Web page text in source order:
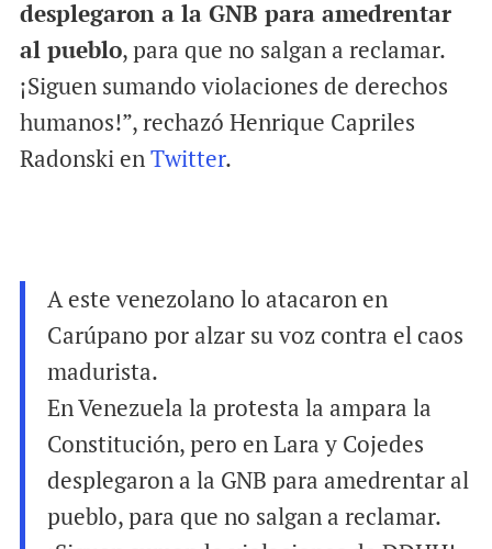
desplegaron a la GNB para amedrentar
al pueblo, para que no salgan a reclamar.
¡Siguen sumando violaciones de derechos
humanos!”, rechazó Henrique Capriles
Radonski enTwitter.
A este venezolano lo atacaron en
Carúpano por alzar su voz contra el caos
madurista.
En Venezuela la protesta la ampara la
Constitución, pero en Lara y Cojedes
desplegaron a la GNB para amedrentar al
pueblo, para que no salgan a reclamar.